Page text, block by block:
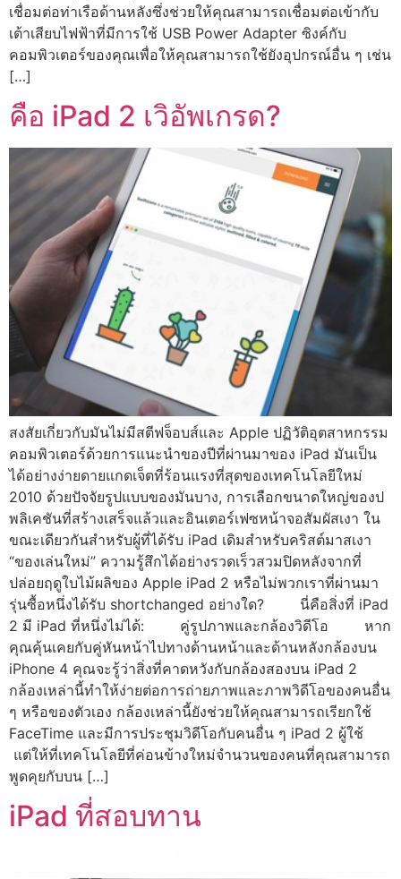
เชื่อมต่อท่าเรือด้านหลังซึ่งช่วยให้คุณสามารถเชื่อมต่อเข้ากับ
เต้าเสียบไฟฟ้าที่มีการใช้ USB Power Adapter ซิงค์กับ
คอมพิวเตอร์ของคุณเพื่อให้คุณสามารถใช้ยังอุปกรณ์อื่น ๆ เช่น
[…]
คือ iPad 2 เวิอัพเกรด?
สงสัยเกี่ยวกับมันไม่มีสตีฟจ็อบส์และ Apple ปฏิวัติอุตสาหกรรม
คอมพิวเตอร์ด้วยการแนะนำของปีที่ผ่านมาของ iPad มันเป็น
ได้อย่างง่ายดายแกดเจ็ตที่ร้อนแรงที่สุดของเทคโนโลยีใหม่
2010 ด้วยปัจจัยรูปแบบของมันบาง, การเลือกขนาดใหญ่ของป
พลิเคชันที่สร้างเสร็จแล้วและอินเตอร์เฟซหน้าจอสัมผัสเงา ใน
ขณะเดียวกันสำหรับผู้ที่ได้รับ iPad เดิมสำหรับคริสต์มาสเงา
“ของเล่นใหม่” ความรู้สึกได้อย่างรวดเร็วสวมปิดหลังจากที่
ปล่อยฤดูใบไม้ผลิของ Apple iPad 2 หรือไม่พวกเราที่ผ่านมา
รุ่นซื้อหนึ่งได้รับ shortchanged อย่างใด? นี่คือสิ่งที่ iPad
2 มี iPad ที่หนึ่งไม่ได้: คู่รูปภาพและกล้องวิดีโอ หาก
คุณคุ้นเคยกับคู่หันหน้าไปทางด้านหน้าและด้านหลังกล้องบน
iPhone 4 คุณจะรู้ว่าสิ่งที่คาดหวังกับกล้องสองบน iPad 2
กล้องเหล่านี้ทำให้ง่ายต่อการถ่ายภาพและภาพวิดีโอของคนอื่น
ๆ หรือของตัวเอง กล้องเหล่านี้ยังช่วยให้คุณสามารถเรียกใช้
FaceTime และมีการประชุมวิดีโอกับคนอื่น ๆ iPad 2 ผู้ใช้
แต่ให้ที่เทคโนโลยีที่ค่อนข้างใหม่จำนวนของคนที่คุณสามารถ
พูดคุยกับบน […]
iPad ที่สอบทาน